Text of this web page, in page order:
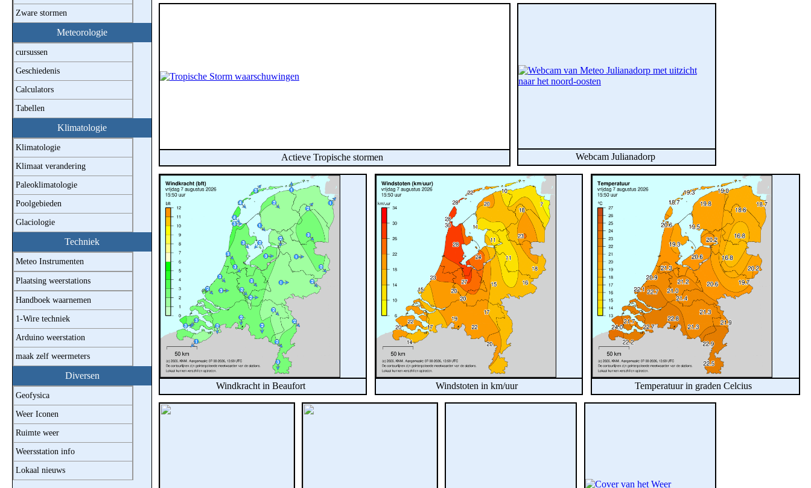
Zware stormen
Meteorologie
cursussen
Geschiedenis
Calculators
Tabellen
Klimatologie
Klimatologie
Klimaat verandering
Paleoklimatologie
Poolgebieden
Glaciologie
Techniek
Meteo Instrumenten
Plaatsing weerstations
Handboek waarnemen
1-Wire techniek
Arduino weerstation
maak zelf weermeters
Diversen
Geofysica
Weer Iconen
Ruimte weer
Weersstation info
Lokaal nieuws
Actieve Tropische stormen Webcam Julianadorp
Windkracht in Beaufort Windstoten in km/uur Temperatuur in graden Celcius